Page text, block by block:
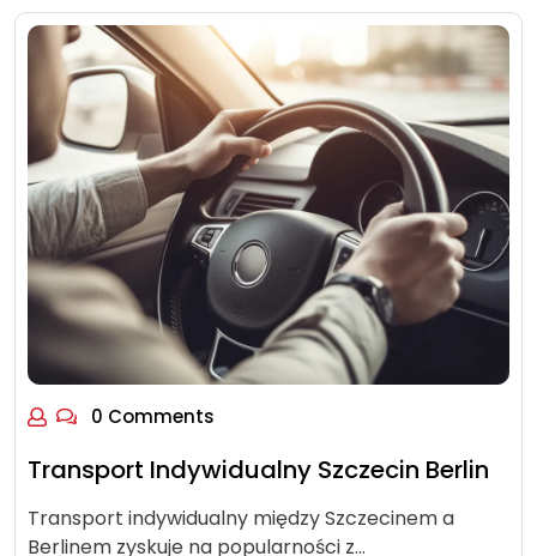
0 Comments
Transport Indywidualny Szczecin Berlin
Transport indywidualny między Szczecinem a
Berlinem zyskuje na popularności z…